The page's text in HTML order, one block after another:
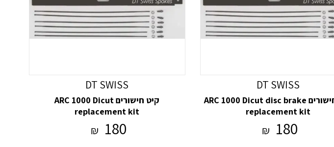
DT SWISS
קיט חישורים ARC 1000 Dicut disc brake
replacement kit
180
₪
DT SWISS
קיט חישורים ARC 1000 Dicut
replacement kit
180
₪